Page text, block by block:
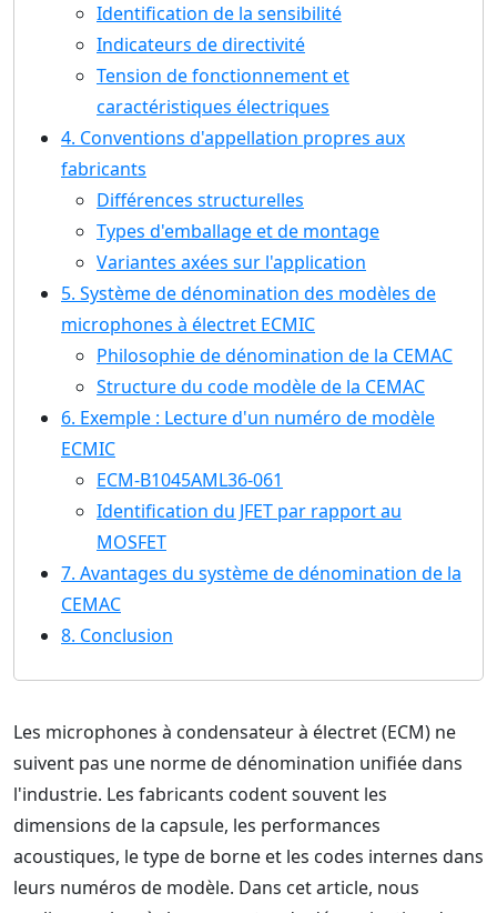
Identification de la sensibilité
Indicateurs de directivité
Tension de fonctionnement et
caractéristiques électriques
4. Conventions d'appellation propres aux
fabricants
Différences structurelles
Types d'emballage et de montage
Variantes axées sur l'application
5. Système de dénomination des modèles de
microphones à électret ECMIC
Philosophie de dénomination de la CEMAC
Structure du code modèle de la CEMAC
6. Exemple : Lecture d'un numéro de modèle
ECMIC
ECM-B1045AML36-061
Identification du JFET par rapport au
MOSFET
7. Avantages du système de dénomination de la
CEMAC
8. Conclusion
Les microphones à condensateur à électret (ECM) ne
suivent pas une norme de dénomination unifiée dans
l'industrie. Les fabricants codent souvent les
dimensions de la capsule, les performances
acoustiques, le type de borne et les codes internes dans
leurs numéros de modèle. Dans cet article, nous